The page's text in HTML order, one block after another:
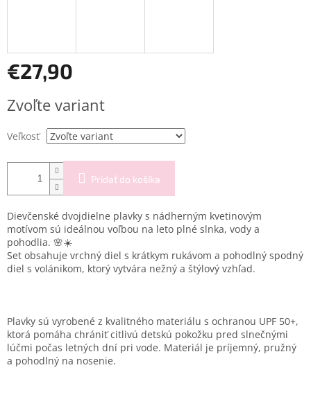
€27,90
cena:
Zvoľte variant
Veľkosť
Pridať do košíka
Dievčenské dvojdielne plavky s nádherným kvetinovým
motívom sú ideálnou voľbou na leto plné slnka, vody a
pohodlia. 🌸☀️
Set obsahuje vrchný diel s krátkym rukávom a pohodlný spodný
diel s volánikom, ktorý vytvára nežný a štýlový vzhľad.
Plavky sú vyrobené z kvalitného materiálu s ochranou UPF 50+,
ktorá pomáha chrániť citlivú detskú pokožku pred slnečnými
lúčmi počas letných dní pri vode. Materiál je príjemný, pružný
a pohodlný na nosenie.